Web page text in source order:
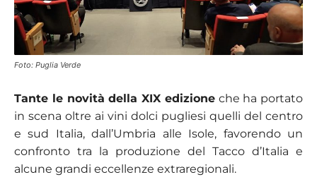
Foto: Puglia Verde
Tante le novità della XIX edizioneche ha portato
in scena oltre ai vini dolci pugliesi quelli del centro
e sud Italia, dall’Umbria alle Isole, favorendo un
confronto tra la produzione del Tacco d’Italia e
alcune grandi eccellenze extraregionali.